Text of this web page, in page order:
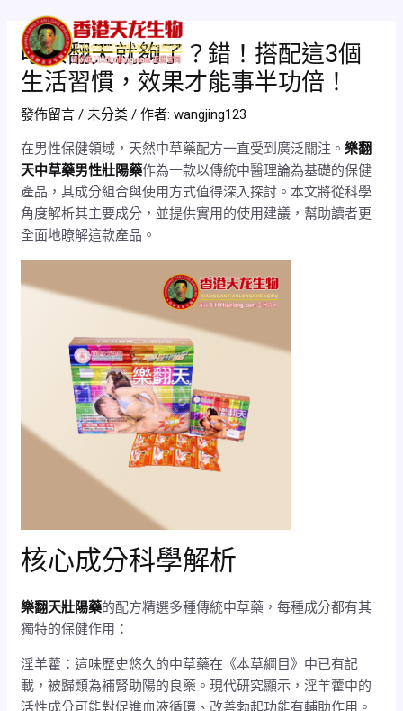
吃樂翻天就夠了？錯！搭配這3個
生活習慣，效果才能事半功倍！
發佈留言 / 未分类 / 作者:wangjing123
在男性保健領域，天然中草藥配方一直受到廣泛關注。樂翻
天中草藥男性壯陽藥作為一款以傳統中醫理論為基礎的保健
產品，其成分組合與使用方式值得深入探討。本文將從科學
角度解析其主要成分，並提供實用的使用建議，幫助讀者更
全面地瞭解這款產品。
核心成分科學解析
樂翻天壯陽藥的配方精選多種傳統中草藥，每種成分都有其
獨特的保健作用：
淫羊藿：這味歷史悠久的中草藥在《本草綱目》中已有記
載，被歸類為補腎助陽的良藥。現代研究顯示，淫羊藿中的
活性成分可能對促進血液循環、改善勃起功能有輔助作用。
navigation